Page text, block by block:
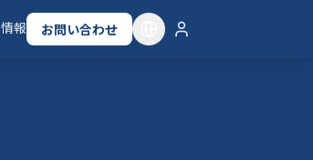
報 お問い合わせ